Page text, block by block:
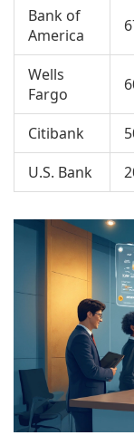
Bank of
America
Wells
Fargo
Citibank
U.S. Bank